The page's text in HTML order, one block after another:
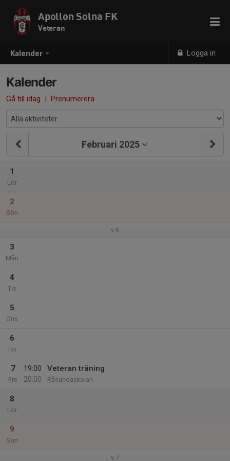
Kalender Logga in
Apollon Solna FK
Veteran
Kalender
Gå till idag | Prenumerera
Februari 2025
1
Lör
2
Sön
v.6
3
Mån
4
Tis
5
Ons
6
Tor
7
Fre
19:00
20:00
Veteran träning
Råsundaskolan
8
Lör
9
Sön
v.7